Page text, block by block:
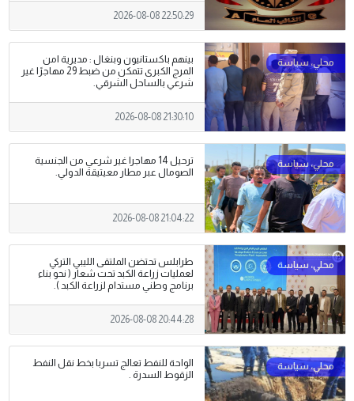
2026-08-08 22:50:29
بينهم باكستانيون وبنغال : مديرية امن
المرج الكبرى تتمكن من ضبط 29 مهاجرًا غير
شرعي بالساحل الشرقي.
2026-08-08 21:30:10
ترحيل 14 مهاجرا غير شرعي من الجنسية
الصومال عبر مطار معيتيقة الدولي.
2026-08-08 21:04:22
طرابلس تحتضن الملتقى الليبي التركي
لعمليات زراعة الكبد تحت شعار ( نحو بناء
برنامج وطني مستدام لزراعة الكبد ).
2026-08-08 20:44:28
الواحة للنفط تعالج تسربا بخط نقل النفط
الزقوط السدرة .